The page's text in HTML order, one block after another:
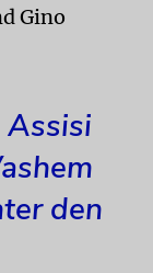
Gino
Assisi
den